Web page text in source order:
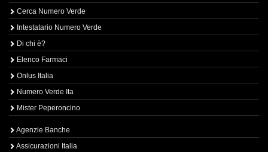
Cerca Numero Verde
Intestatario Numero Verde
Di chi è?
Elenco Farmaci
Onlus Italia
Numero Verde Ita
Mister Peperoncino
Agenzie Banche
Assicurazioni Italia